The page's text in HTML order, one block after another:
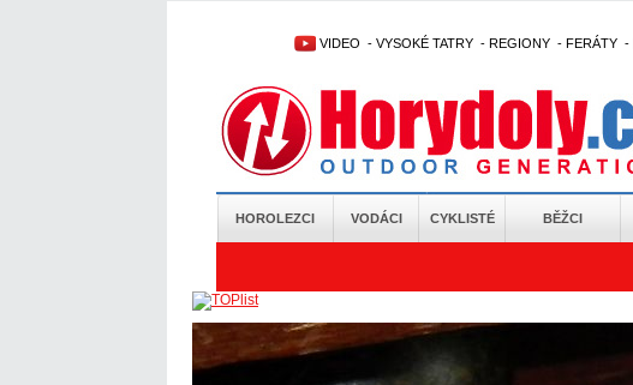
VIDEO - VYSOKÉ TATRY - REGIONY - FERÁTY -
HOROLEZCI VODÁCI CYKLISTÉ BĚŽCI